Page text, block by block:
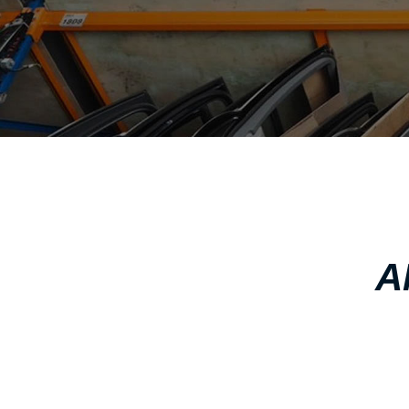
CADILLAC
CHERY
CHEVROLET - DAEWOO
CHINA MOTORS
CHRYSLER
IVECO
J
JAC MOTORS
JAGUAR
JEEP